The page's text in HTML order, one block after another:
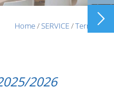
Home/SERVICE/Termine
2026
